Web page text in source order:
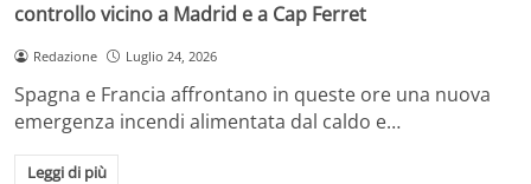
controllo vicino a Madrid e a Cap Ferret
Redazione Luglio 24, 2026
Spagna e Francia affrontano in queste ore una nuova
emergenza incendi alimentata dal caldo e…
Leggi di più